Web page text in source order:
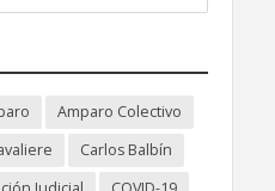
Amparo Colectivo
Carlos Balbín